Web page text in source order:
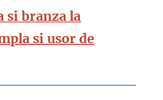
si branza la
si usor de